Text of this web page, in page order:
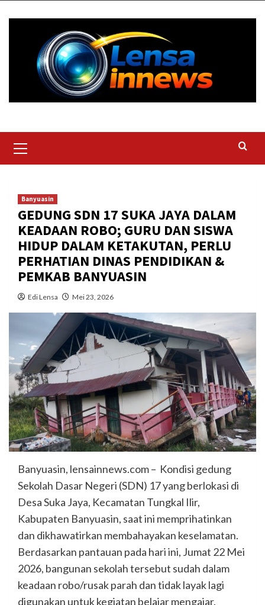
Menu
Banyuasin
GEDUNG SDN 17 SUKA JAYA DALAM
KEADAAN ROBO; GURU DAN SISWA
HIDUP DALAM KETAKUTAN, PERLU
PERHATIAN DINAS PENDIDIKAN &
PEMKAB BANYUASIN
Edi Lensa Mei 23, 2026
Banyuasin, lensainnews.com – Kondisi gedung
Sekolah Dasar Negeri (SDN) 17 yang berlokasi di
Desa Suka Jaya, Kecamatan Tungkal Ilir,
Kabupaten Banyuasin, saat ini memprihatinkan
dan dikhawatirkan membahayakan keselamatan.
Berdasarkan pantauan pada hari ini, Jumat 22 Mei
2026, bangunan sekolah tersebut sudah dalam
keadaan robo/rusak parah dan tidak layak lagi
digunakan untuk kegiatan belajar mengajar.